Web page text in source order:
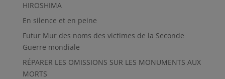
HIROSHIMA
En silence et en peine
Futur Mur des noms des victimes de la Seconde
Guerre mondiale
RÉPARER LES OMISSIONS SUR LES MONUMENTS AUX
MORTS